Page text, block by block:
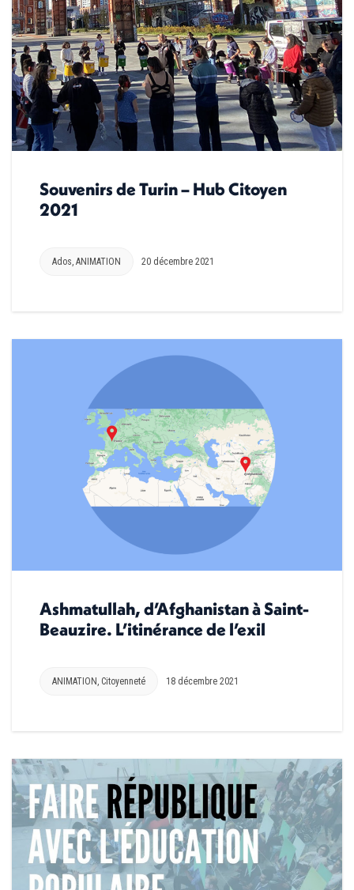
Souvenirs de Turin – Hub Citoyen
2021
Ados, ANIMATION 20 décembre 2021
Ashmatullah, d’Afghanistan à Saint-
Beauzire. L’itinérance de l’exil
ANIMATION , Citoyenneté 18 décembre 2021